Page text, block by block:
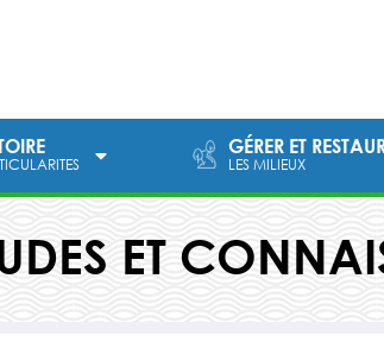
GÉRER ET
LES MILIEUX
ET